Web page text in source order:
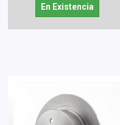
En Existencia